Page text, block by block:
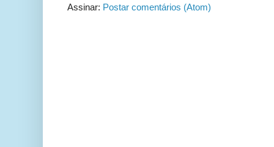
Assinar: Postar comentários (Atom)